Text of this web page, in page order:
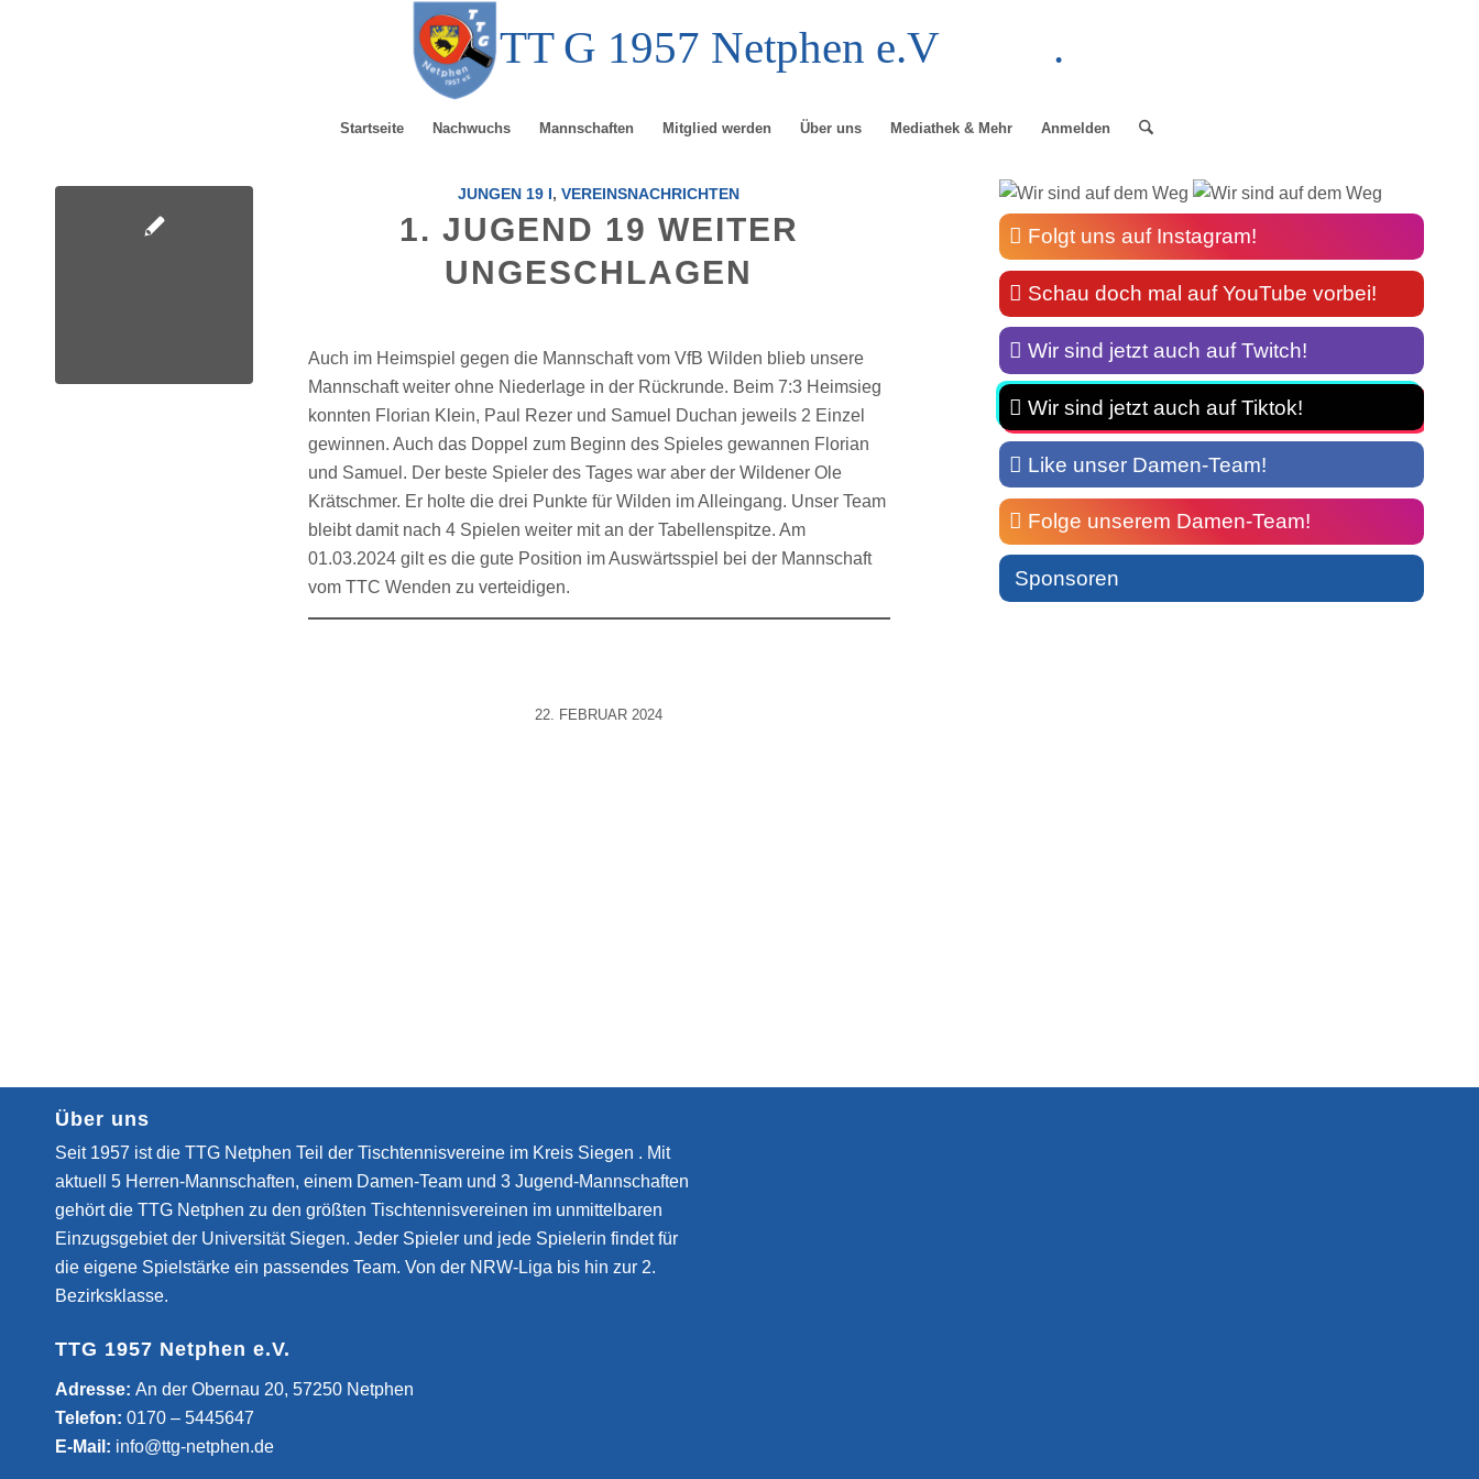
TTG 1957 Netphen e.V .
Startseite Nachwuchs Mannschaften Mitglied werden Über uns Mediathek & Mehr Anmelden
JUNGEN 19 I,VEREINSNACHRICHTEN
1. JUGEND 19 WEITER
UNGESCHLAGEN
Auch im Heimspiel gegen die Mannschaft vom VfB Wilden blieb unsere
Mannschaft weiter ohne Niederlage in der Rückrunde. Beim 7:3 Heimsieg
konnten Florian Klein, Paul Rezer und Samuel Duchan jeweils 2 Einzel
gewinnen. Auch das Doppel zum Beginn des Spieles gewannen Florian
und Samuel. Der beste Spieler des Tages war aber der Wildener Ole
Krätschmer. Er holte die drei Punkte für Wilden im Alleingang. Unser Team
bleibt damit nach 4 Spielen weiter mit an der Tabellenspitze. Am
01.03.2024 gilt es die gute Position im Auswärtsspiel bei der Mannschaft
vom TTC Wenden zu verteidigen.
22. FEBRUAR 2024
Folgt uns auf Instagram!
Schau doch mal auf YouTube vorbei!
Wir sind jetzt auch auf Twitch!
Wir sind jetzt auch auf Tiktok!
Like unser Damen-Team!
Folge unserem Damen-Team!
Sponsoren
Über uns
Seit 1957 ist die TTG Netphen Teil der Tischtennisvereine im Kreis Siegen . Mit
aktuell 5 Herren-Mannschaften, einem Damen-Team und 3 Jugend-Mannschaften
gehört die TTG Netphen zu den größten Tischtennisvereinen im unmittelbaren
Einzugsgebiet der Universität Siegen. Jeder Spieler und jede Spielerin findet für
die eigene Spielstärke ein passendes Team. Von der NRW-Liga bis hin zur 2.
Bezirksklasse.
TTG 1957 Netphen e.V.
­Adresse: An der Obernau 20, 57250 Netphen
Telefon: 0170 – 5445647
E-Mail: info@ttg-netphen.de